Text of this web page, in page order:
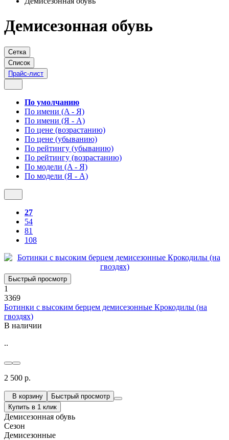
Демисезонная обувь
Сетка
Список
Прайс-лист
По умолчанию
По имени (A - Я)
По имени (Я - A)
По цене (возрастанию)
По цене (убыванию)
По рейтингу (убыванию)
По рейтингу (возрастанию)
По модели (A - Я)
По модели (Я - A)
27
54
81
108
Быстрый просмотр
1
3369
Ботинки с высоким берцем демисезонные Крокодилы (на
гвоздях)
В наличии
..
2 500 р.
В корзину
Быстрый просмотр
Купить в 1 клик
Демисезонная обувь
Сезон
Демисезонные